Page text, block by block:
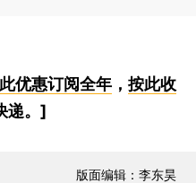
优惠订阅全年， 按此收
递。]
版面编辑：李东昊